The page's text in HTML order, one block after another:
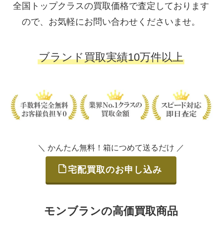
全国トップクラスの買取価格で査定しております
ので、お気軽にお問い合わせくださいませ。
ブランド買取実績10万件以上
＼ かんたん無料！箱につめて送るだけ ／
宅配買取のお申し込み
モンブランの高価買取商品